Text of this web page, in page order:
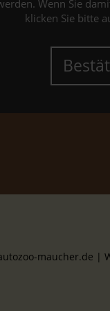
Wenn Sie
klicken Sie bitte
maucher.de |